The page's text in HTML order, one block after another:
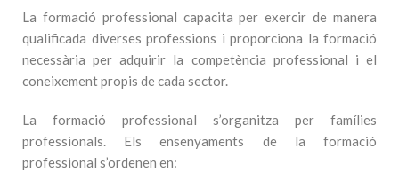
La formació professional capacita per exercir de manera
qualificada diverses professions i proporciona la formació
necessària per adquirir la competència professional i el
coneixement propis de cada sector.
La formació professional s’organitza per famílies
professionals. Els ensenyaments de la formació
professional s’ordenen en: